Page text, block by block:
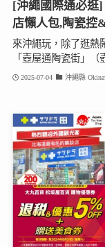
[沖繩國際通必逛
店懶人包,陶瓷控
來沖繩玩，除了逛熱
「壺屋通陶瓷街」（
2025-07-04 沖繩縣